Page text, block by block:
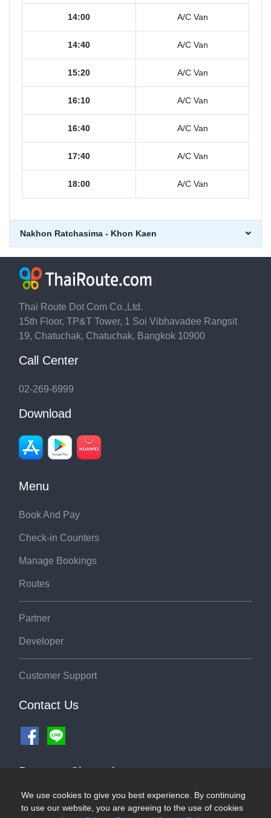
14:00 A/C Van
14:40 A/C Van
15:20 A/C Van
16:10 A/C Van
16:40 A/C Van
17:40 A/C Van
18:00 A/C Van
Nakhon Ratchasima - Khon Kaen
We use cookies to give you best experience. By continuing
to use our website, you are agreeing to the use of cookies
Thai Route Dot Com Co.,Ltd.
15th Floor, TP&T Tower, 1 Soi Vibhavadee Rangsit
19, Chatuchak, Chatuchak, Bangkok 10900
Call Center
02-269-6999
Download
Menu
Book And Pay
Check-in Counters
Manage Bookings
Routes
Partner
Developer
Customer Support
Contact Us
Payment Channel